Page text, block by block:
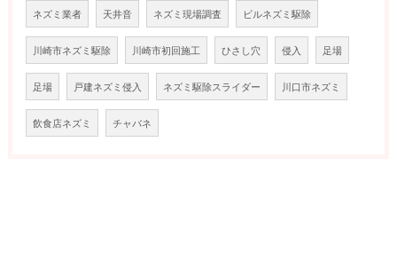
ネズミ業者 天井音 ネズミ現場調査 ビルネズミ駆除
川崎市ネズミ駆除 川崎市初回施工 ひさし穴 侵入 足場
足場 戸建ネズミ侵入 ネズミ駆除スライダー 川口市ネズミ
飲食店ネズミ チャバネ